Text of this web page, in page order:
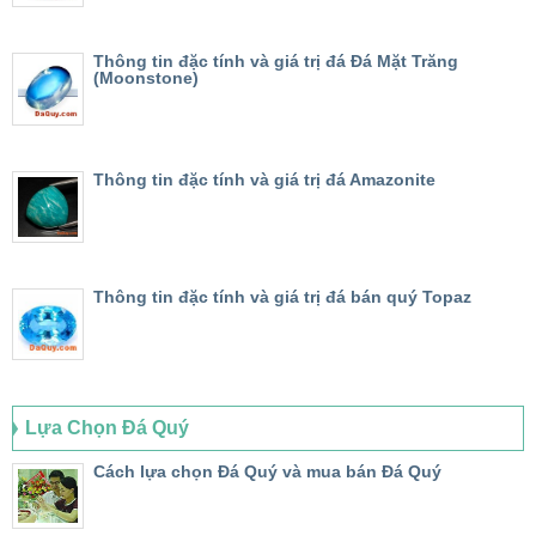
Thông tin đặc tính và giá trị đá Đá Mặt Trăng
(Moonstone)
Thông tin đặc tính và giá trị đá Amazonite
Thông tin đặc tính và giá trị đá bán quý Topaz
Lựa Chọn Đá Quý
Cách lựa chọn Đá Quý và mua bán Đá Quý